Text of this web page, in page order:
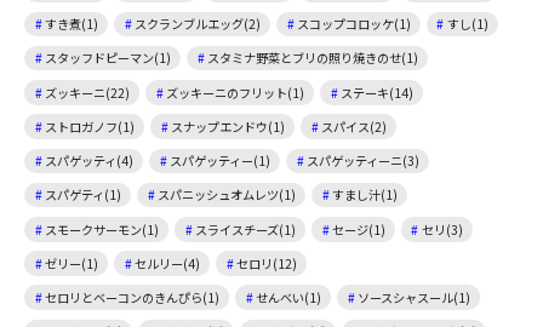
すき煮(1)
スクランブルエッグ(2) スコップコロッケ(1)
すし(1)
スタッフドピーマン(1)
スタミナ野菜とブリの照り焼きのせ(1)
ズッキーニ(22)
ズッキーニのフリット(1)
ステーキ(14)
ストロガノフ(1)
スナップエンドウ(1)
スパイス(2)
スパゲッティ(4)
スパゲッティー(1)
スパゲッティーニ(3)
スパゲティ(1)
スパニッシュオムレツ(1)
すまし汁(1)
スモークサーモン(1)
スライスチーズ(1) セージ(1)
セリ(3)
ゼリー(1)
セルリー(4)
セロリ(12)
セロリとベーコンのきんぴら(1)
せんべい(1)
ソースシャスール(1)